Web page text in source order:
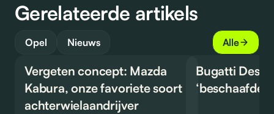
Gerelateerde artikels
Opel Nieuws Alle
Vergeten concept: Mazda
Kabura, onze favoriete soort
achterwielaandrijver
Bugatti
‘beschaafde’